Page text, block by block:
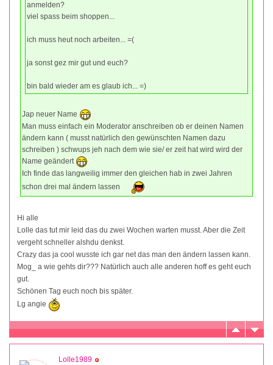
anmelden?
viel spass beim shoppen...
ich muss heut noch arbeiten... =(
ja sonst gez mir gut und euch?
bin bald wieder am es glaub ich... =)
Jap neuer Name
Man muss einfach ein Moderator anschreiben ob er deinen Namen
ändern kann ( musst natürlich den gewünschten Namen dazu
schreiben ) schwups jeh nach dem wie sie/ er zeit hat wird wird der
Name geändert
Ich finde das langweilig immer den gleichen hab in zwei Jahren
schon drei mal ändern lassen
Hi alle
Lolle das tut mir leid das du zwei Wochen warten musst. Aber die Zeit
vergeht schneller alshdu denkst.
Crazy das ja cool wusste ich gar net das man den ändern lassen kann.
Mog_ a wie gehts dir??? Natürlich auch alle anderen hoff es geht euch
gut.
Schönen Tag euch noch bis später.
Lg angie
Lolle1989